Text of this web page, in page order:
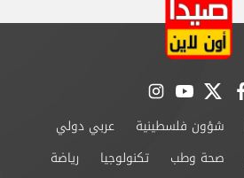
facebook
twitter
youtube
instagram
شؤون فلسطينية
عربي دولي
صحة وطب تكنولوجيا رياضة